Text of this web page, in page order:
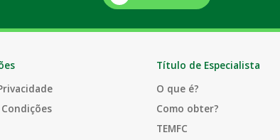
Título de Especialista
O que é?
Como obter?
TEMFC